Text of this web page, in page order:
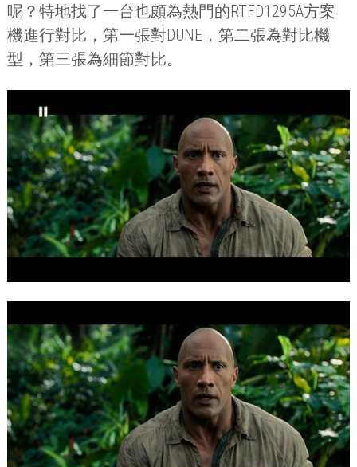
呢？特地找了一台也頗為熱門的RTFD1295A方案
機進行對比，第一張對DUNE ，第二張為對比機
型，第三張為細節對比。